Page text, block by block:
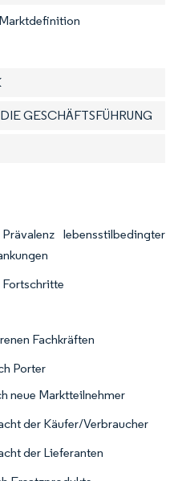
GESCHÄFTSFÜHRUNG
lebensstilbedingter
Fortschritte
Fachkräften
Porter
neue Marktteilnehmer
der Käufer/Verbraucher
der Lieferanten